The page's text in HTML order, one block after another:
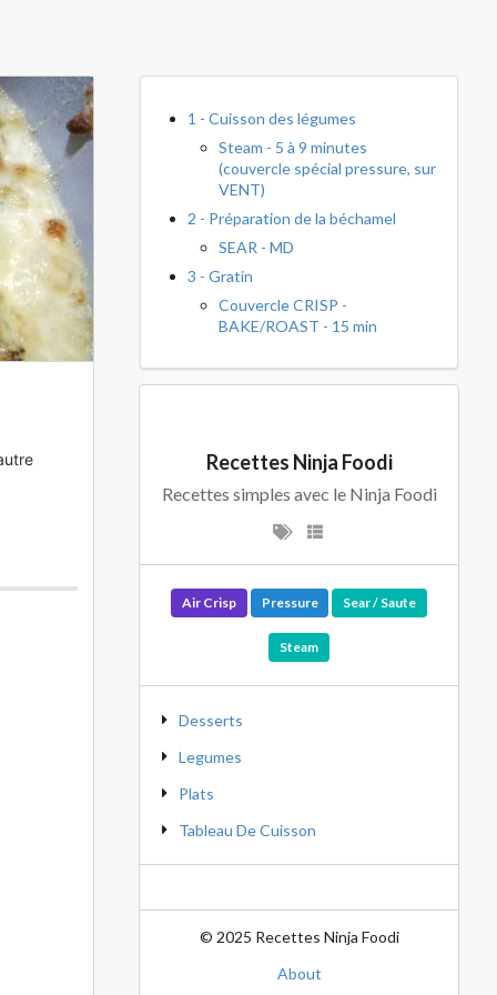
1 - Cuisson des légumes
Steam - 5 à 9 minutes
(couvercle spécial pressure, sur
VENT)
2 - Préparation de la béchamel
SEAR - MD
3 - Gratin
Couvercle CRISP -
BAKE/ROAST - 15 min
Recettes Ninja Foodi
Recettes simples avec le Ninja Foodi
Air Crisp Pressure Sear / Saute
Steam
Desserts
Legumes
Plats
Tableau De Cuisson
© 2025 Recettes Ninja Foodi
About
Links